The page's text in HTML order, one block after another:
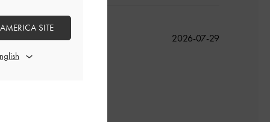
公
2026-07-29
SITE